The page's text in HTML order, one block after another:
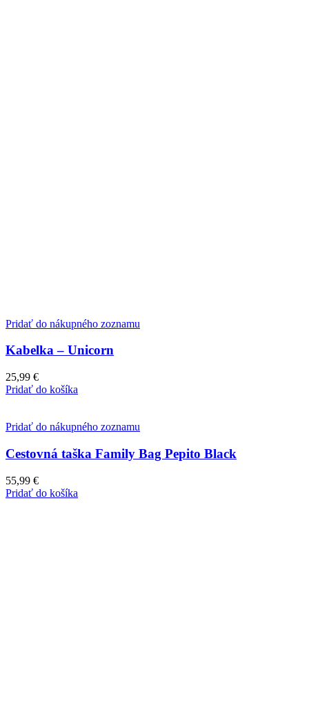
Pridať do nákupného zoznamu
Kabelka – Unicorn
25,99 €
Pridať do košíka
Pridať do nákupného zoznamu
Cestovná taška Family Bag Pepito Black
55,99 €
Pridať do košíka